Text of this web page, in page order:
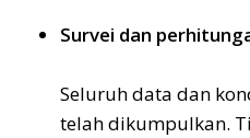
Survei dan
Seluruh data dan
telah dikumpulkan.